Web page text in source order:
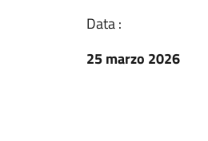
Data :
25 marzo 2026